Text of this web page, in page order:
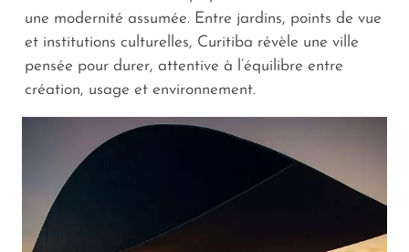
une modernité assumée. Entre jardins, points de vue
et institutions culturelles, Curitiba révèle une ville
pensée pour durer, attentive à l’équilibre entre
création, usage et environnement.